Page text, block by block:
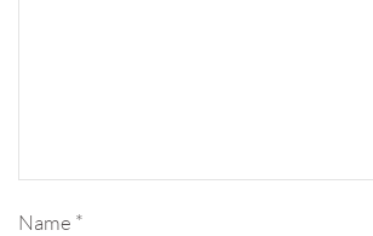
Name *